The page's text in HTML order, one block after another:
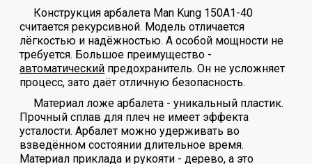
Конструкция арбалета Man Kung 150A1-40
считается рекурсивной. Модель отличается
лёгкостью и надёжностью. А особой мощности не
требуется. Большое преимущество -
автоматический предохранитель. Он не усложняет
процесс, зато даёт отличную безопасность.
Материал ложе арбалета - уникальный пластик.
Прочный сплав для плеч не имеет эффекта
усталости. Арбалет можно удерживать во
взведённом состоянии длительное время.
Материал приклада и рукояти - дерево, а это